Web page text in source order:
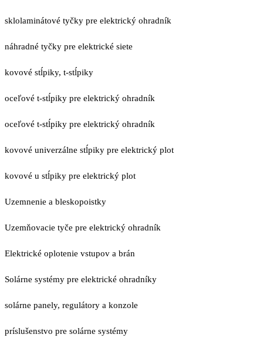
sklolaminátové tyčky pre elektrický ohradník
náhradné tyčky pre elektrické siete
kovové stĺpiky, t-stĺpiky
oceľové t-stĺpiky pre elektrický ohradník
oceľové t-stĺpiky pre elektrický ohradník
kovové univerzálne stĺpiky pre elektrický plot
kovové u stĺpiky pre elektrický plot
Uzemnenie a bleskopoistky
Uzemňovacie tyče pre elektrický ohradník
Elektrické oplotenie vstupov a brán
Solárne systémy pre elektrické ohradníky
solárne panely, regulátory a konzole
príslušenstvo pre solárne systémy